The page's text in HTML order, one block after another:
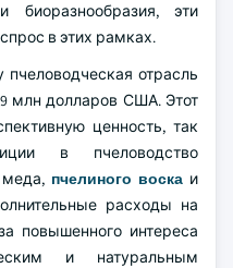
биоразнообразия, эти
в этих рамках.
отрасль
млн долларов США. Этот
ценность, так
в пчеловодство
меда, пчелиного воска и
расходы на
повышенного интереса
и натуральным